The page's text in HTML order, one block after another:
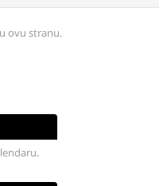
ovu stranu.